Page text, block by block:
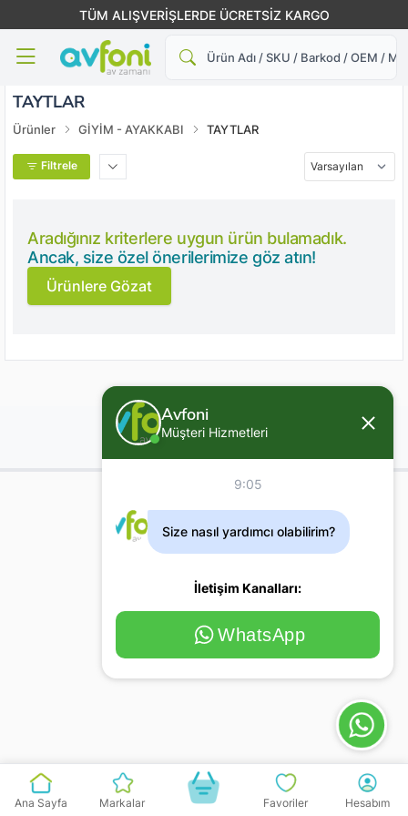
TÜM ALIŞVERİŞLERDE ÜCRETSİZ KARGO
Ara
TAYTLAR
Ürünler GİYİM - AYAKKABI TAYTLAR
Filtrele
Aradığınız kriterlere uygun ürün bulamadık.
Ancak, size özel önerilerimize göz atın!
Ürünlere Gözat
Ana Sayfa Markalar Favoriler Hesabım
Avfoni
Müşteri Hizmetleri
9:05
Size nasıl yardımcı olabilirim?
İletişim Kanalları:
WhatsApp